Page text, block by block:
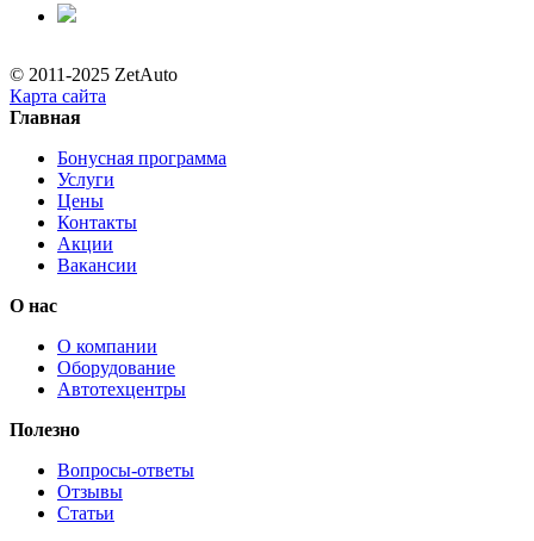
© 2011-2025 ZetAuto
Карта сайта
Главная
Бонусная программа
Услуги
Цены
Контакты
Акции
Вакансии
О нас
О компании
Оборудование
Автотехцентры
Полезно
Вопросы-ответы
Отзывы
Статьи